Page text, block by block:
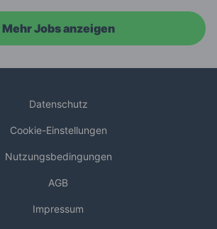
Mehr Jobs anzeigen
Datenschutz
Cookie-Einstellungen
Nutzungsbedingungen
AGB
Impressum